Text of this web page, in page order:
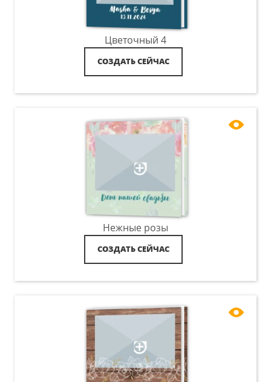
Цветочный 4
СОЗДАТЬ СЕЙЧАС
Нежные розы
СОЗДАТЬ СЕЙЧАС